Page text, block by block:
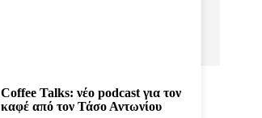
Coffee Talks: νέο podcast για τον
καφέ από τον Τάσο Αντωνίου